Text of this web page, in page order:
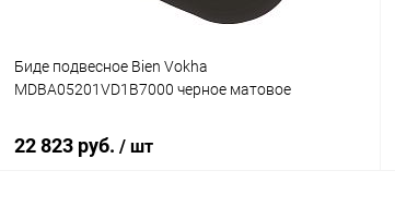
Биде подвесное Bien Vokha
MDBA05201VD1B7000 черное матовое
22 823 руб. / шт